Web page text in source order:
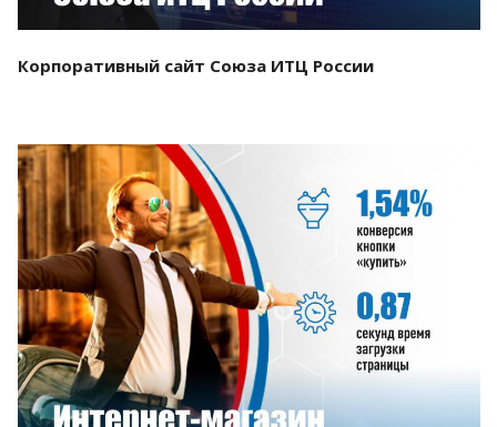
Корпоративный сайт Союза ИТЦ России
Смотреть проект